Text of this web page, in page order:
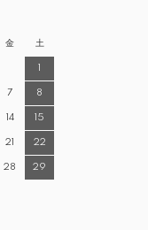
金 土
1
7 8
14 15
21 22
28 29